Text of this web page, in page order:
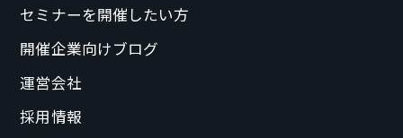
セミナーを開催したい方
開催企業向けブログ
運営会社
採用情報